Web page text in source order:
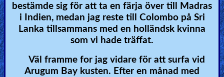
bestämde sig för att ta en färja över till Madras
i Indien, medan jag reste till Colombo på Sri
Lanka tillsammans med en holländsk kvinna
som vi hade träffat.
Väl framme for jag vidare för att surfa vid
Arugum Bay kusten. Efter en månad med